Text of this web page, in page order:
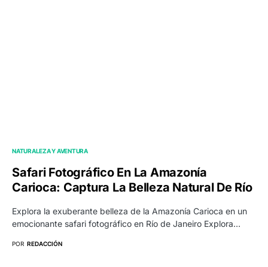
NATURALEZA Y AVENTURA
Safari Fotográfico En La Amazonía
Carioca: Captura La Belleza Natural De Río
Explora la exuberante belleza de la Amazonía Carioca en un
emocionante safari fotográfico en Río de Janeiro Explora…
POR REDACCIÓN